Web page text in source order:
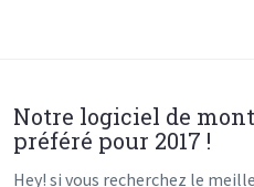
Notre logiciel de
préféré pour 2017 !
Hey! si vous recherchez le